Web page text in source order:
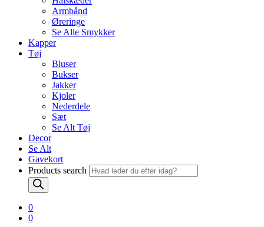
Armbånd
Øreringe
Se Alle Smykker
Kapper
Tøj
Bluser
Bukser
Jakker
Kjoler
Nederdele
Sæt
Se Alt Tøj
Decor
Se Alt
Gavekort
Products search
0
0